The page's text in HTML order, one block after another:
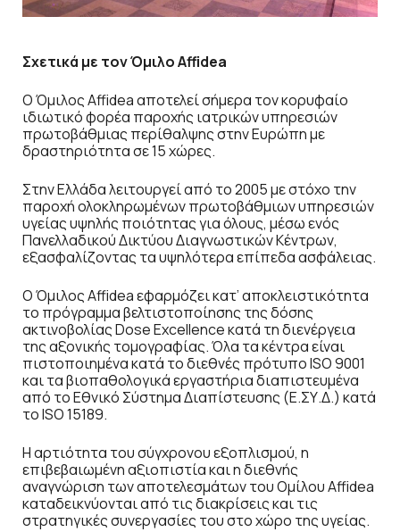
Σχετικά με τον Όμιλο Affidea
Ο Όμιλος Affidea αποτελεί σήμερα τον κορυφαίο
ιδιωτικό φορέα παροχής ιατρικών υπηρεσιών
πρωτοβάθμιας περίθαλψης στην Ευρώπη με
δραστηριότητα σε 15 χώρες.
Στην Ελλάδα λειτουργεί από το 2005 με στόχο την
παροχή ολοκληρωμένων πρωτοβάθμιων υπηρεσιών
υγείας υψηλής ποιότητας για όλους, μέσω ενός
Πανελλαδικού Δικτύου Διαγνωστικών Κέντρων,
εξασφαλίζοντας τα υψηλότερα επίπεδα ασφάλειας.
Ο Όμιλος Affidea εφαρμόζει κατ’ αποκλειστικότητα
το πρόγραμμα βελτιστοποίησης της δόσης
ακτινοβολίας Dose Excellence κατά τη διενέργεια
της αξονικής τομογραφίας. Όλα τα κέντρα είναι
πιστοποιημένα κατά το διεθνές πρότυπο ISO 9001
και τα βιοπαθολογικά εργαστήρια διαπιστευμένα
από το Εθνικό Σύστημα Διαπίστευσης (Ε.ΣΥ.Δ.) κατά
το ISO 15189.
Η αρτιότητα του σύγχρονου εξοπλισμού, η
επιβεβαιωμένη αξιοπιστία και η διεθνής
αναγνώριση των αποτελεσμάτων του Ομίλου Affidea
καταδεικνύονται από τις διακρίσεις και τις
στρατηγικές συνεργασίες του στο χώρο της υγείας.